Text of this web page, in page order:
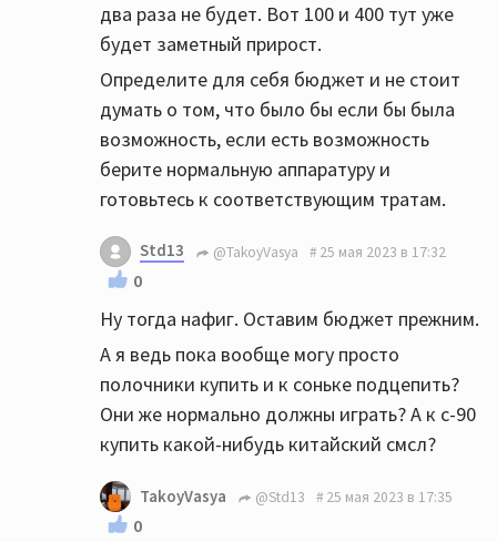
два раза не будет. Вот 100 и 400 тут уже
будет заметный прирост.
Определите для себя бюджет и не стоит
думать о том, что было бы если бы была
возможность, если есть возможность
берите нормальную аппаратуру и
готовьтесь к соответствующим тратам.
Std13 @TakoyVasya 25 мая 2023 в 17:32
0
Ну тогда нафиг. Оставим бюджет прежним.
А я ведь пока вообще могу просто
полочники купить и к соньке подцепить?
Они же нормально должны играть? А к с-90
купить какой-нибудь китайский смсл?
TakoyVasya @Std13 25 мая 2023 в 17:35
0